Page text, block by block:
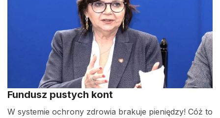
Fundusz pustych kont
W systemie ochrony zdrowia brakuje pieniędzy! Cóż to